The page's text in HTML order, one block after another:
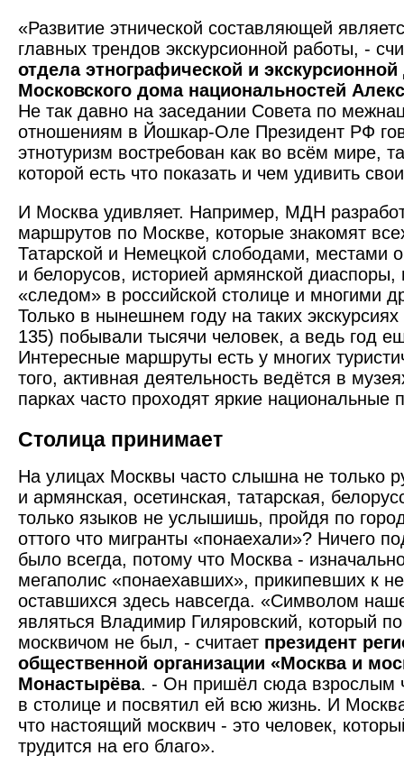
«Развитие этнической составляющей
главных трендов экс­курсионной работы, -
отдела этнографической и
Московского дома национальностей
Не так давно на заседании Совета по
отношениям в Йошкар-Оле Президент РФ
этнотуризм востребован как во всём мире,
которой есть что показать и чем удивить
И Москва удивляет. Например, МДН
маршрутов по Москве, которые знакомят
Татарской и Немецкой слободами, местами
и белорусов, историей армянской диаспоры,
«следом» в российской столице и многими
Только в нынешнем году на таких
135) побывали тысячи человек, а ведь год
Интересные маршруты есть у многих
того, активная деятельность ведётся в
парках часто проходят яркие национальные
Столица принимает
На улицах Москвы часто слышна не только
и армянская, осетинская, татарская,
только языков не услышишь, пройдя по
оттого что мигранты «понаехали»? Ничего
было всегда, потому что Москва -
мегаполис «понаехавших», прикипевших к
оставшихся здесь навсегда. «Символом
являться Владимир Гиляровский, который
москвичом не был, - считает президент
общественной организации «Москва и
Монастырёва. - Он пришёл сюда взрослым
в столице и по­святил ей всю жизнь. И
что настоящий москвич - это человек,
трудится на его благо».